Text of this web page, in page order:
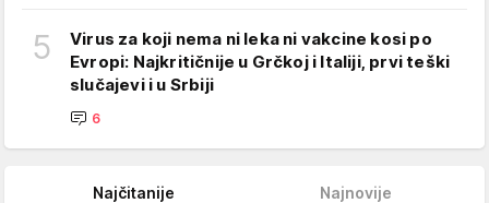
5
Virus za koji nema ni leka ni vakcine kosi po
Evropi: Najkritičnije u Grčkoj i Italiji, prvi teški
slučajevi i u Srbiji
6
Najčitanije Najnovije